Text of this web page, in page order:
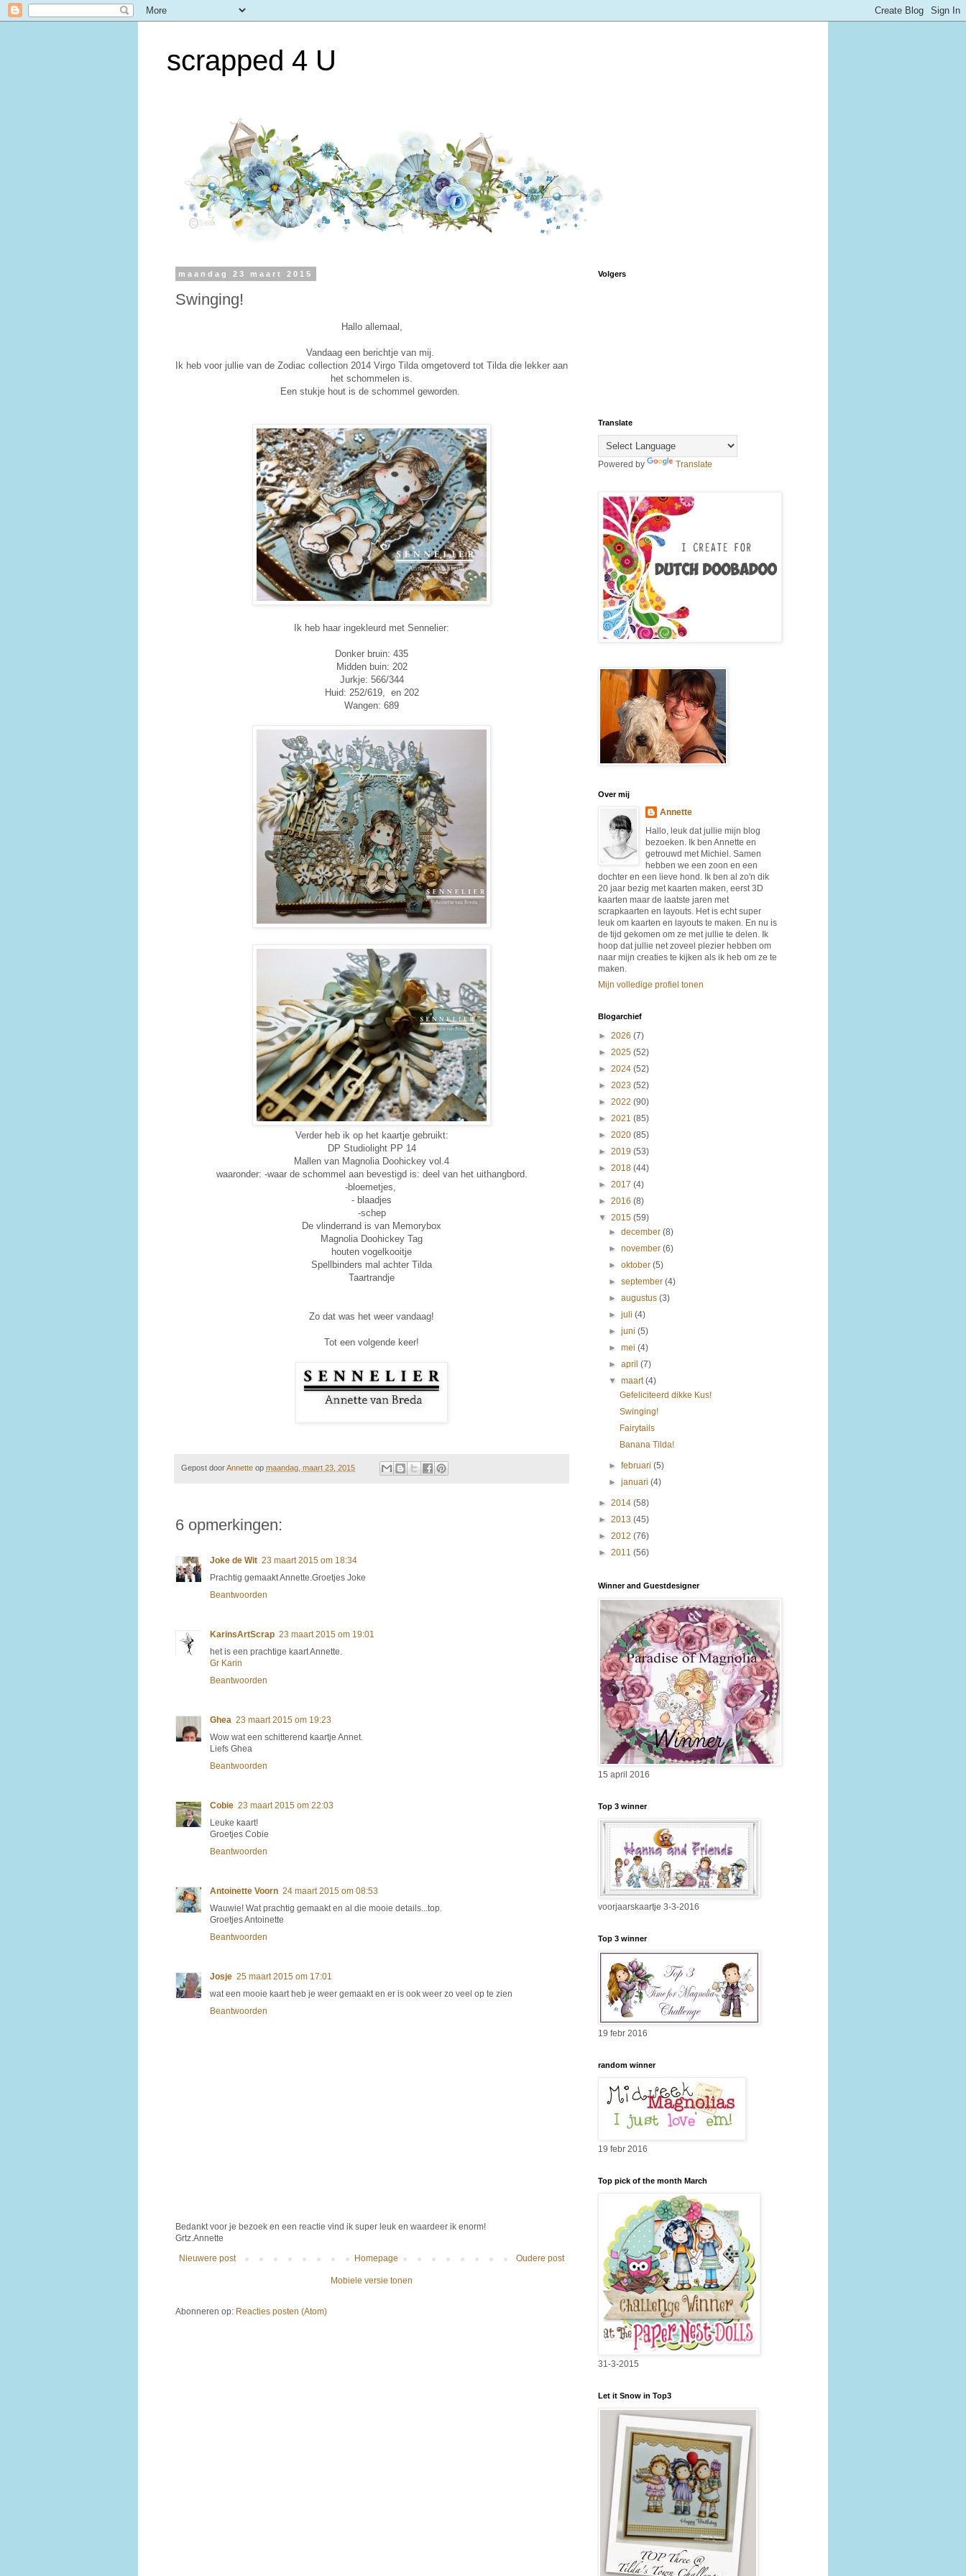
scrapped 4 U
maandag 23 maart 2015
Swinging!
Hallo allemaal,
Vandaag een berichtje van mij.
Ik heb voor jullie van de Zodiac collection 2014 Virgo Tilda omgetoverd tot Tilda die lekker aan
het schommelen is.
Een stukje hout is de schommel geworden.
Ik heb haar ingekleurd met Sennelier:
Donker bruin: 435
Midden buin: 202
Jurkje: 566/344
Huid: 252/619, en 202
Wangen: 689
Verder heb ik op het kaartje gebruikt:
DP Studiolight PP 14
Mallen van Magnolia Doohickey vol.4
waaronder: -waar de schommel aan bevestigd is: deel van het uithangbord.
-bloemetjes,
- blaadjes
-schep
De vlinderrand is van Memorybox
Magnolia Doohickey Tag
houten vogelkooitje
Spellbinders mal achter Tilda
Taartrandje
Zo dat was het weer vandaag!
Tot een volgende keer!
Gepost doorAnnette op maandag, maart 23, 2015
6 opmerkingen:
Joke de Wit 23 maart 2015 om 18:34
Prachtig gemaakt Annette.Groetjes Joke
Beantwoorden
KarinsArtScrap 23 maart 2015 om 19:01
het is een prachtige kaart Annette.
Gr Karin
Beantwoorden
Ghea 23 maart 2015 om 19:23
Wow wat een schitterend kaartje Annet.
Liefs Ghea
Beantwoorden
Cobie 23 maart 2015 om 22:03
Leuke kaart!
Groetjes Cobie
Beantwoorden
Antoinette Voorn 24 maart 2015 om 08:53
Wauwie! Wat prachtig gemaakt en al die mooie details...top.
Groetjes Antoinette
Beantwoorden
Josje 25 maart 2015 om 17:01
wat een mooie kaart heb je weer gemaakt en er is ook weer zo veel op te zien
Beantwoorden
Bedankt voor je bezoek en een reactie vind ik super leuk en waardeer ik enorm!
Grtz.Annette
Nieuwere post
Oudere post
Homepage
Mobiele versie tonen
Abonneren op: Reacties posten (Atom)
Volgers
Translate
Powered by Translate
Over mij
Annette
Hallo, leuk dat jullie mijn blog
bezoeken. Ik ben Annette en
getrouwd met Michiel. Samen
hebben we een zoon en een
dochter en een lieve hond. Ik ben al zo'n dik
20 jaar bezig met kaarten maken, eerst 3D
kaarten maar de laatste jaren met
scrapkaarten en layouts. Het is echt super
leuk om kaarten en layouts te maken. En nu is
de tijd gekomen om ze met jullie te delen. Ik
hoop dat jullie net zoveel plezier hebben om
naar mijn creaties te kijken als ik heb om ze te
maken.
Mijn volledige profiel tonen
Blogarchief
► 2026 (7)
► 2025 (52)
► 2024 (52)
► 2023 (52)
► 2022 (90)
► 2021 (85)
► 2020 (85)
► 2019 (53)
► 2018 (44)
► 2017 (4)
► 2016 (8)
▼ 2015 (59)
►december(8)
►november(6)
►oktober(5)
►september(4)
►augustus(3)
►juli(4)
►juni(5)
►mei(4)
►april(7)
▼maart(4)
Gefeliciteerd dikke Kus!
Swinging!
Fairytails
Banana Tilda!
►februari(5)
►januari(4)
► 2014 (58)
► 2013 (45)
► 2012 (76)
► 2011 (56)
Winner and Guestdesigner
15 april 2016
Top 3 winner
voorjaarskaartje 3-3-2016
Top 3 winner
19 febr 2016
random winner
19 febr 2016
Top pick of the month March
31-3-2015
Let it Snow in Top3